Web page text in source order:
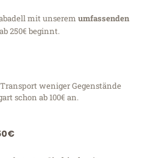
mit unserem umfassenden
250€ beginnt.
weniger Gegenstände
schon ab 100€ an.